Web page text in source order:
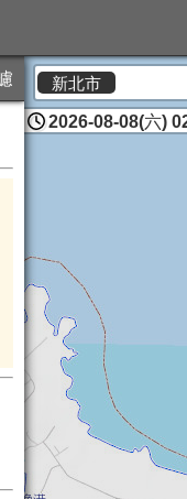
新北市
2026-08-08(六)